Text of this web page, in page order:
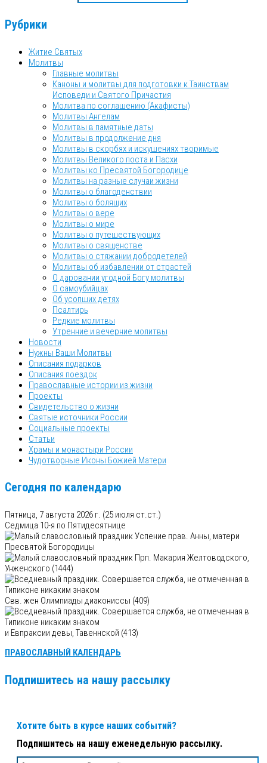
Рубрики
Житие Святых
Молитвы
Главные молитвы
Каноны и молитвы для подготовки к Таинствам
Исповеди и Святого Причастия
Молитва по соглашению (Акафисты)
Молитвы Ангелам
Молитвы в памятные даты
Молитвы в продолжение дня
Молитвы в скорбях и искушениях творимые
Молитвы Великого поста и Пасхи
Молитвы ко Пресвятой Богородице
Молитвы на разные случаи жизни
Молитвы о благоденствии
Молитвы о болящих
Молитвы о вере
Молитвы о мире
Молитвы о путешествующих
Молитвы о священстве
Молитвы о стяжании добродетелей
Молитвы об избавлении от страстей
О даровании угодной Богу молитвы
О самоубийцах
Об усопших детях
Псалтирь
Редкие молитвы
Утренние и вечерние молитвы
Новости
Нужны Ваши Молитвы
Описания подарков
Описания поездок
Православные истории из жизни
Проекты
Свидетельство о жизни
Святые источники России
Социальные проекты
Статьи
Храмы и монастыри России
Чудотворные Иконы Божией Матери
Сегодня по календарю
Пятница, 7 августа 2026 г. (25 июля ст.ст.)
Седмица 10-я по Пятидесятнице
Успение прав. Анны, матери
Пресвятой Богородицы
Прп. Макария Желтоводского,
Унженского (1444)
Свв. жен Олимпиады диакониссы (409)
и Евпраксии девы, Тавеннской (413)
ПРАВОСЛАВНЫЙ КАЛЕНДАРЬ
Подпишитесь на нашу рассылку
Хотите быть в курсе наших событий?
Подпишитесь на нашу еженедельную рассылку.